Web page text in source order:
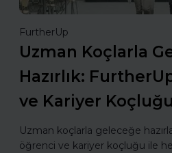
FurtherUp
Uzman Koçlarla
Hazırlık:
ve Kariyer Koçluğu
Uzman koçlarla geleceğe
öğrenci ve kariyer koçluğu ile